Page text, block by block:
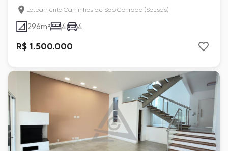
m², San Conrado
Loteamento Caminhos de São Conrado (Sousas)
296m² 4 4
R$ 1.500.000